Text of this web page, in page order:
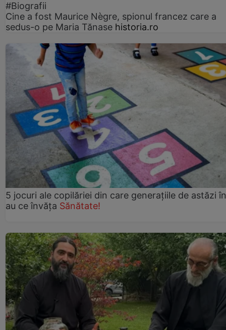
#Biografii
Cine a fost Maurice Nègre, spionul francez care a
sedus-o pe Maria Tănase historia.ro
5 jocuri ale copilăriei din care generațiile de astăzi
au ce învăța Sănătate!